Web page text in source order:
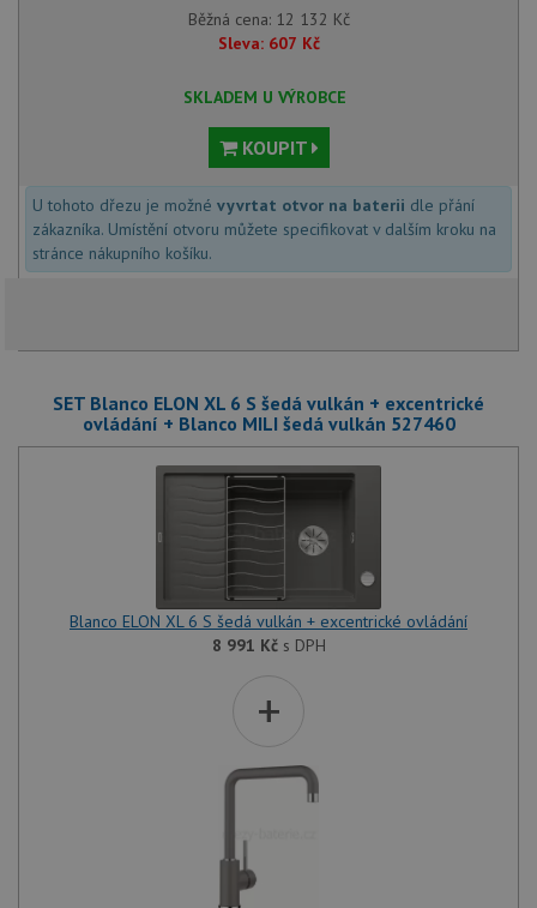
Běžná cena: 12 132 Kč
Sleva: 607 Kč
SKLADEM U VÝROBCE
KOUPIT
U tohoto dřezu je možné vyvrtat otvor na baterii dle přání
zákazníka. Umístění otvoru můžete specifikovat v dalším kroku na
stránce nákupního košíku.
SET Blanco ELON XL 6 S šedá vulkán + excentrické
ovládání + Blanco MILI šedá vulkán 527460
Blanco ELON XL 6 S šedá vulkán + excentrické ovládání
8 991 Kčs DPH
+